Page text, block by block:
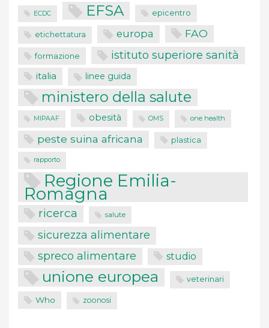
ECDC EFSA epicentro
etichettatura europa FAO
formazione istituto superiore sanità
italia linee guida
ministero della salute
MIPAAF obesità OMS one health
peste suina africana plastica
rapporto
Regione Emilia-
Romagna
ricerca salute
sicurezza alimentare
spreco alimentare studio
unione europea veterinari
Who zoonosi